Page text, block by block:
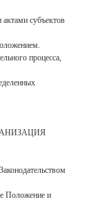
субъектов
процесса,
Положение и